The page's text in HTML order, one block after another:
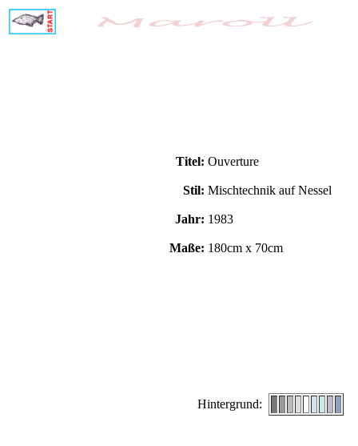
Titel:
Stil:
Jahr:
Maße:
Ouverture
Mischtechnik auf Nessel
1983
180cm x 70cm
Hintergrund: